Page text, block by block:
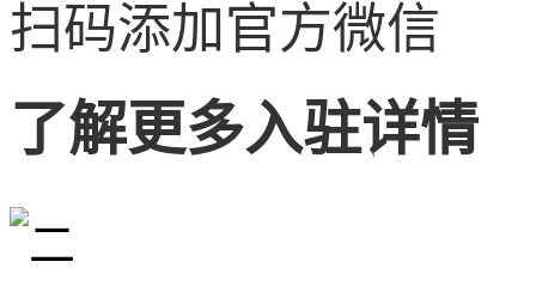
扫码添加官方微信
了解更多入驻详情